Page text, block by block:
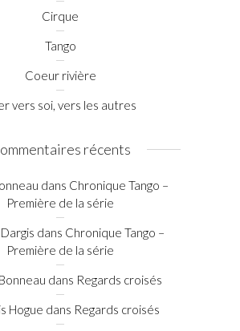
Cirque
Tango
Coeur rivière
vers soi, vers les autres
récents
dans Chronique Tango –
Première de la série
dans Chronique Tango –
Première de la série
dans Regards croisés
Hogue dans Regards croisés